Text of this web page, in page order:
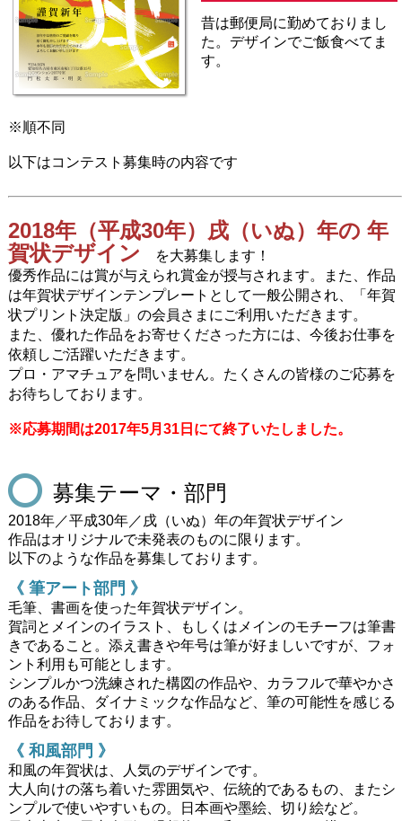
昔は郵便局に勤めておりまし
た。デザインでご飯食べてま
す。
※順不同
以下はコンテスト募集時の内容です
2018年（平成30年）戌（いぬ）年の 年
賀状デザイン
を大募集します！
優秀作品には賞が与えられ賞金が授与されます。また、作品
は年賀状デザインテンプレートとして一般公開され、「年賀
状プリント決定版」の会員さまにご利用いただきます。
また、優れた作品をお寄せくださった方には、今後お仕事を
依頼しご活躍いただきます。
プロ・アマチュアを問いません。たくさんの皆様のご応募を
お待ちしております。
※応募期間は2017年5月31日にて終了いたしました。
募集テーマ・部門
2018年／平成30年／戌（いぬ）年の年賀状デザイン
作品はオリジナルで未発表のものに限ります。
以下のような作品を募集しております。
《 筆アート部門 》
毛筆、書画を使った年賀状デザイン。
賀詞とメインのイラスト、もしくはメインのモチーフは筆書
きであること。添え書きや年号は筆が好ましいですが、フォ
ント利用も可能とします。
シンプルかつ洗練された構図の作品や、カラフルで華やかさ
のある作品、ダイナミックな作品など、筆の可能性を感じる
作品をお待しております。
《 和風部門 》
和風の年賀状は、人気のデザインです。
大人向けの落ち着いた雰囲気や、伝統的であるもの、またシ
ンプルで使いやすいもの。日本画や墨絵、切り絵など。